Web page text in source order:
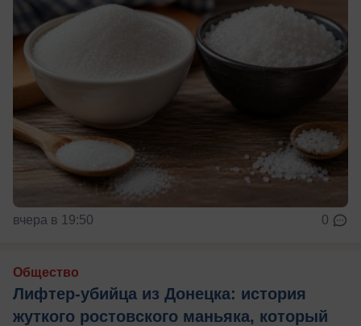
вчера в 19:50 0
Общество
Лифтер-убийца из Донецка: история
жуткого ростовского маньяка, который